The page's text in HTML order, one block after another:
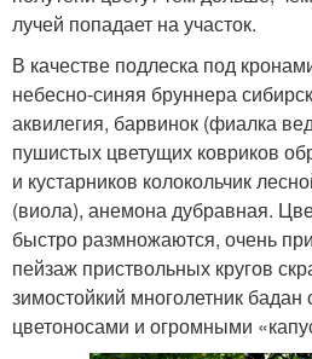
лучей попадает на участок.
В качестве подлеска под
небесно-синяя бруннера
аквилегия, барвинок (фиалка
пушистых цветущих ковриков
и кустарников колокольчик
(виола), анемона дубравная.
быстро размножаются, очень
пейзаж приствольных кругов
зимостойкий многолетник
цветоносами и огромными